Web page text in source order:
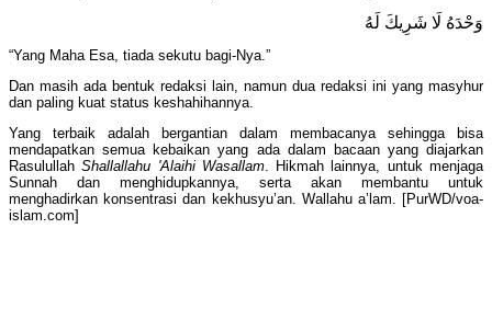
وَحْدَهُ لَا شَرِيكَ لَهُ
“Yang Maha Esa, tiada sekutu bagi-Nya.”
Dan masih ada bentuk redaksi lain, namun dua redaksi ini yang masyhur
dan paling kuat status keshahihannya.
Yang terbaik adalah bergantian dalam membacanya sehingga bisa
mendapatkan semua kebaikan yang ada dalam bacaan yang diajarkan
RasulullahShallallahu 'Alaihi Wasallam. Hikmah lainnya, untuk menjaga
Sunnah dan menghidupkannya, serta akan membantu untuk
menghadirkan konsentrasi dan kekhusyu’an. Wallahu a’lam. [PurWD/voa-
islam.com]